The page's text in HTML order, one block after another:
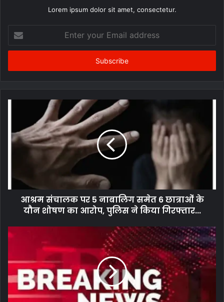
Lorem ipsum dolor sit amet, consectetur.
your
Email
आश्रम संचालक पर 5 नाबालिग समेत 6 छात्राओं के
यौन शोषण का आरोप, पुलिस ने किया गिरफ्तार...